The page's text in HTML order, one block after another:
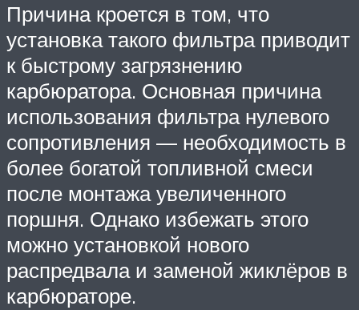
Причина кроется в том, что
установка такого фильтра приводит
к быстрому загрязнению
карбюратора. Основная причина
использования фильтра нулевого
сопротивления — необходимость в
более богатой топливной смеси
после монтажа увеличенного
поршня. Однако избежать этого
можно установкой нового
распредвала и заменой жиклёров в
карбюраторе.